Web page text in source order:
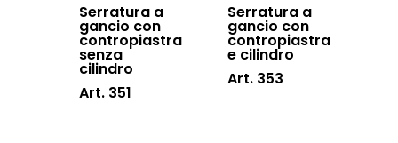
Serratura a
gancio con
contropiastra
senza
cilindro
Art. 351
Serratura a
gancio con
contropiastra
e cilindro
Art. 353